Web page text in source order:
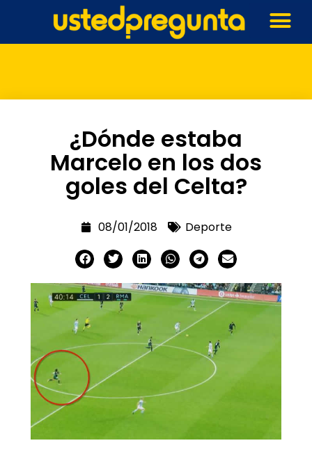
¿Dónde estaba
Marcelo en los dos
goles del Celta?
08/01/2018 Deporte